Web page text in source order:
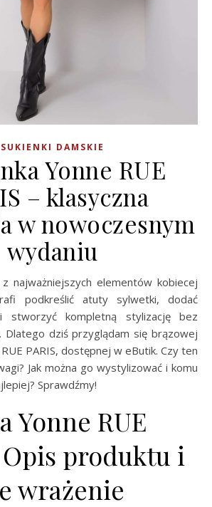
SUKIENKI DAMSKIE
Yonne RUE
– klasyczna
w nowoczesnym
wydaniu
podkreślić atuty sylwetki, dodać
stworzyć kompletną stylizację bez
Dlatego dziś przyglądam się brązowej
PARIS, dostępnej w eButik. Czy ten
Jak można go wystylizować i komu
Sprawdźmy!
Yonne RUE
Opis produktu i
wrażenie